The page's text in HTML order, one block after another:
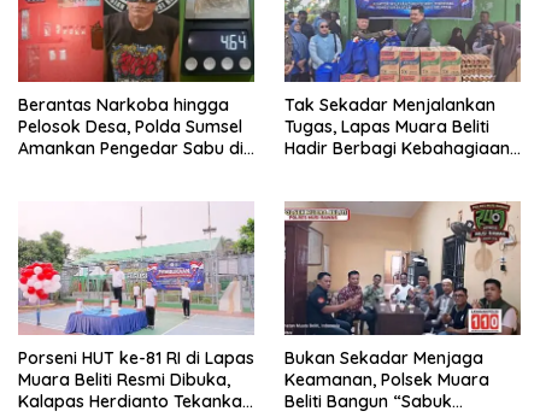
Berantas Narkoba hingga
Pelosok Desa, Polda Sumsel
Amankan Pengedar Sabu di
Tak Sekadar Menjalankan
Tugas, Lapas Muara Beliti
Hadir Berbagi Kebahagiaan
Porseni HUT ke-81 RI di Lapas
Muara Beliti Resmi Dibuka,
Kalapas Herdianto Tekankan
Bukan Sekadar Menjaga
Keamanan, Polsek Muara
Beliti Bangun “Sabuk